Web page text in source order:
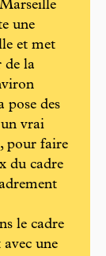
une
et met
de la
pose des
vrai
pour faire
du cadre
le cadre
une